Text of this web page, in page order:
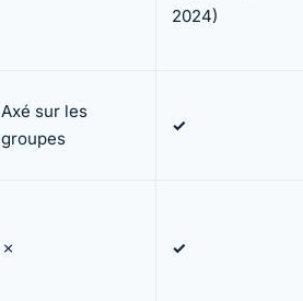
2024)
Axé sur les
groupes
✓
✗ ✓